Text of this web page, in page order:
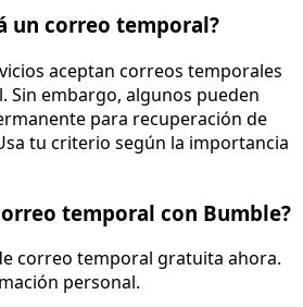
un correo temporal?
aceptan correos temporales
Sin embargo, algunos pueden
para recuperación de
tu criterio según la importancia
temporal con Bumble?
correo temporal gratuita ahora.
personal.